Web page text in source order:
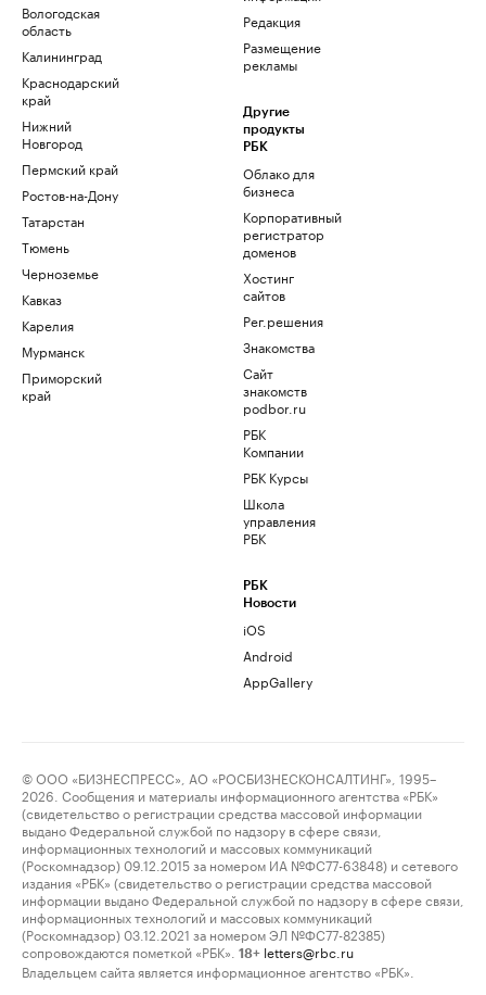
Вологодская
область
Калининград
Краснодарский
край
Нижний
Новгород
Пермский край
Ростов-на-Дону
Татарстан
Тюмень
Черноземье
Кавказ
Карелия
Мурманск
Приморский
край
Редакция
Размещение
рекламы
Другие
продукты
РБК
Облако для
бизнеса
Корпоративный
регистратор
доменов
Хостинг
сайтов
Рег.решения
Знакомства
Сайт
знакомств
podbor.ru
РБК
Компании
РБК Курсы
Школа
управления
РБК
РБК
Новости
iOS
Android
AppGallery
© ООО «БИЗНЕСПРЕСС», АО «РОСБИЗНЕСКОНСАЛТИНГ», 1995–
2026. Сообщения и материалы информационного агентства «РБК»
(свидетельство о регистрации средства массовой информации
выдано Федеральной службой по надзору в сфере связи,
информационных технологий и массовых коммуникаций
(Роскомнадзор) 09.12.2015 за номером ИА №ФС77-63848) и сетевого
издания «РБК» (свидетельство о регистрации средства массовой
информации выдано Федеральной службой по надзору в сфере связи,
информационных технологий и массовых коммуникаций
(Роскомнадзор) 03.12.2021 за номером ЭЛ №ФС77-82385)
сопровождаются пометкой «РБК».
18+ letters@rbc.ru
Владельцем сайта является информационное агентство «РБК».